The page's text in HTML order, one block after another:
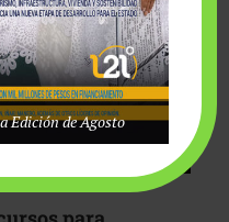
Edición de Agosto